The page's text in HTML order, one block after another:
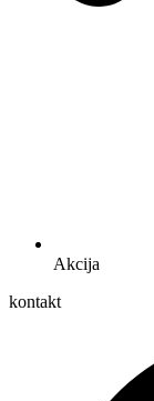
Akcija
kontakt